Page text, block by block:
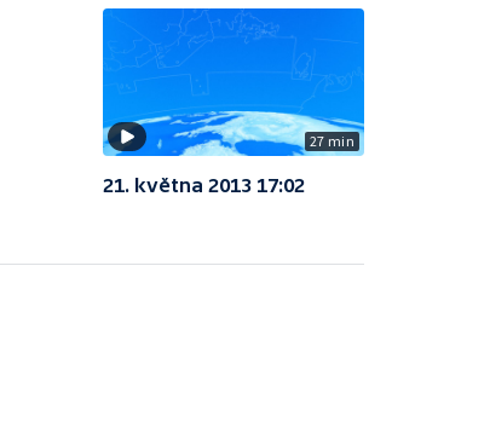
27 min
21. května 2013 17:02